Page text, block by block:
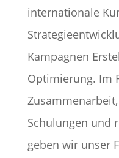
internationale
Kampagnen
Optimierung. Im
Schulungen und
geben wir unser